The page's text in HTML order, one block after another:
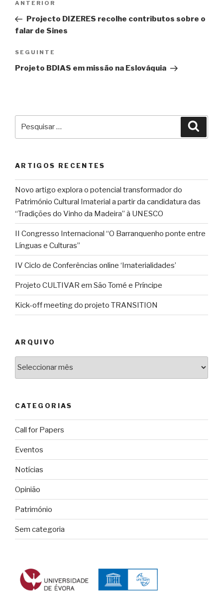
artigos
Conteúdo
anterior
ANTERIOR
Projecto DIZERES recolhe contributos sobre o
falar de Sines
Conteúdo
seguinte
SEGUINTE
Projeto BDIAS em missão na Eslováquia
ARTIGOS RECENTES
Novo artigo explora o potencial transformador do
Património Cultural Imaterial a partir da candidatura das
“Tradições do Vinho da Madeira” à UNESCO
II Congresso Internacional “O Barranquenho ponte entre
Línguas e Culturas”
IV Ciclo de Conferências online ‘Imaterialidades’
Projeto CULTIVAR em São Tomé e Príncipe
Kick-off meeting do projeto TRANSITION
ARQUIVO
CATEGORIAS
Call for Papers
Eventos
Notícias
Opinião
Património
Sem categoria